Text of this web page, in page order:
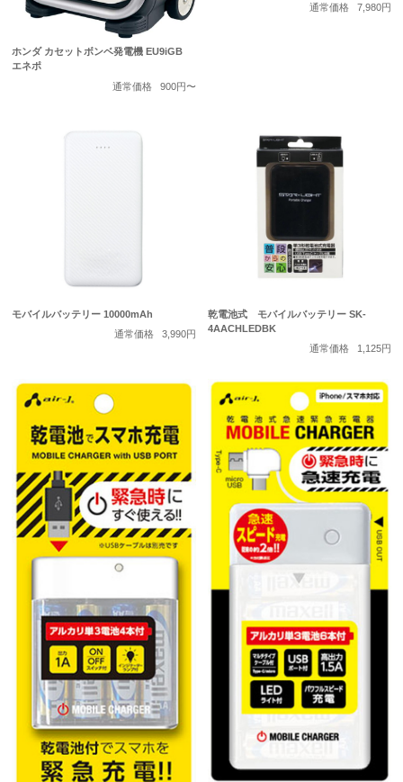
ホンダ カセットボンベ発電機 EU9iGB
エネポ
通常価格
900円〜
通常価格
7,980円
モバイルバッテリー 10000mAh
通常価格
3,990円
乾電池式 モバイルバッテリー SK-
4AACHLEDBK
通常価格
1,125円